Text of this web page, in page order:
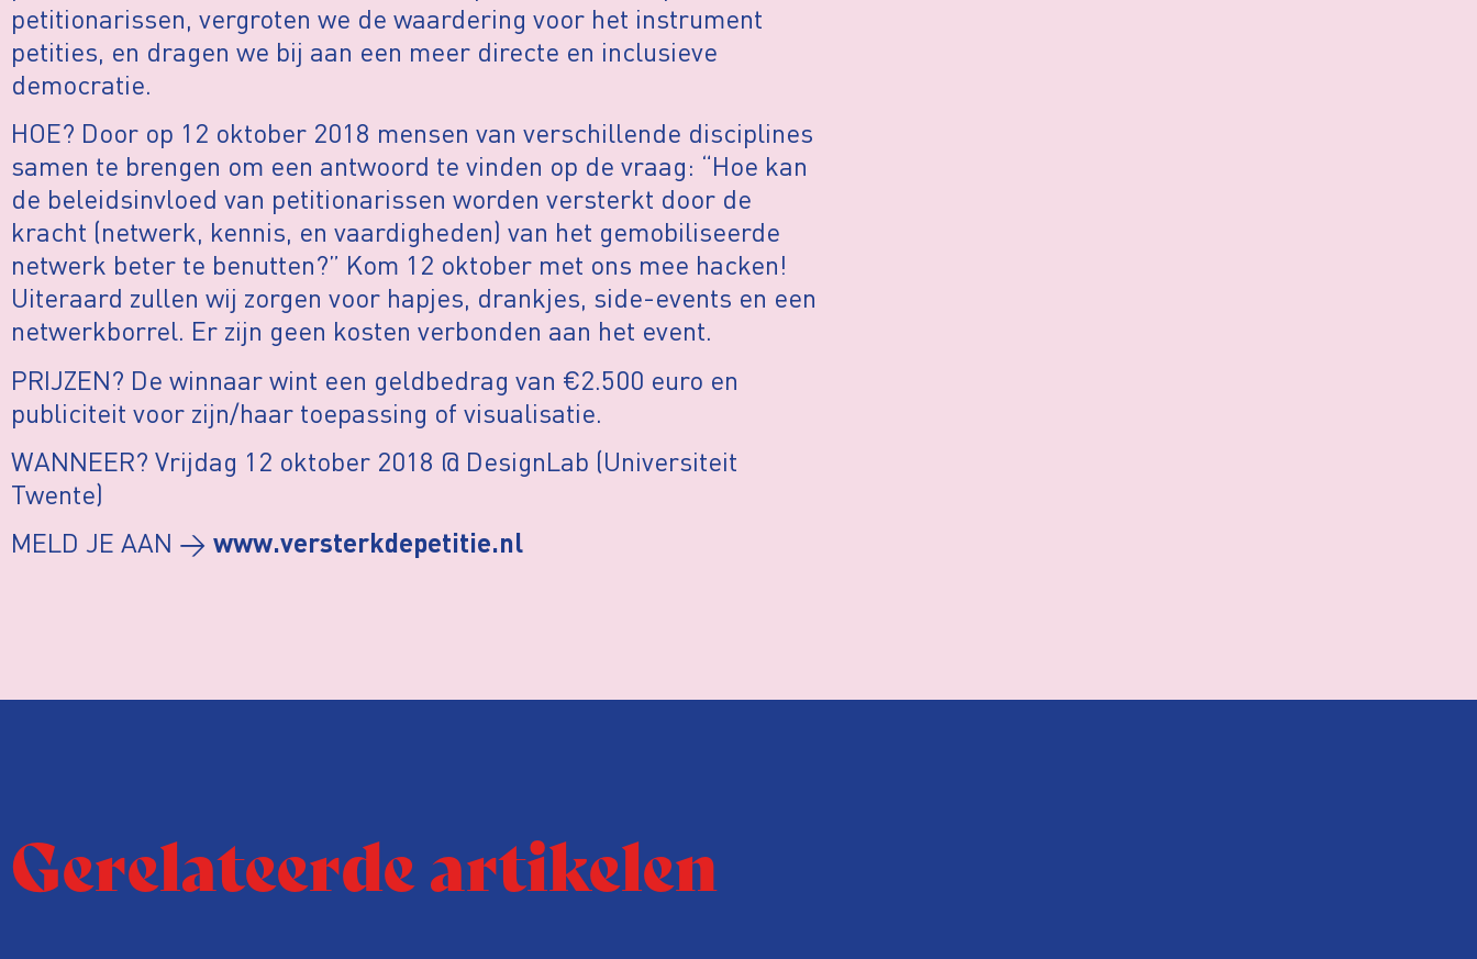
petitionarissen, vergroten we de waardering voor het instrument
petities, en dragen we bij aan een meer directe en inclusieve
democratie.
HOE? Door op 12 oktober 2018 mensen van verschillende disciplines
samen te brengen om een antwoord te vinden op de vraag: “Hoe kan
de beleidsinvloed van petitionarissen worden versterkt door de
kracht (netwerk, kennis, en vaardigheden) van het gemobiliseerde
netwerk beter te benutten?” Kom 12 oktober met ons mee hacken!
Uiteraard zullen wij zorgen voor hapjes, drankjes, side-events en een
netwerkborrel. Er zijn geen kosten verbonden aan het event.
PRIJZEN? De winnaar wint een geldbedrag van €2.500 euro en
publiciteit voor zijn/haar toepassing of visualisatie.
WANNEER? Vrijdag 12 oktober 2018 @ DesignLab (Universiteit
Twente)
MELD JE AAN → www.versterkdepetitie.nl
Gerelateerde artikelen